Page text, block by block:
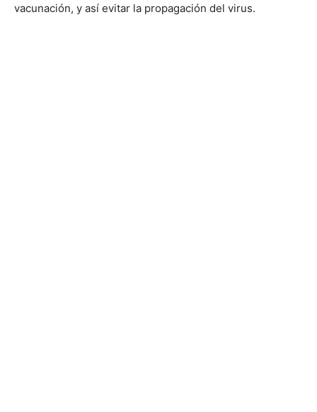
vacunación, y así evitar la propagación del virus.